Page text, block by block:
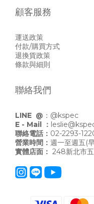
顧客服務
運送政策
付款/購買方式
退換貨政策
條款與細則
聯絡我們
LINE @ ： @kspec
E - Mail ：
聯絡電話： 02-2293-
營業時間： 週一至週五(
實體店面： 248新北市